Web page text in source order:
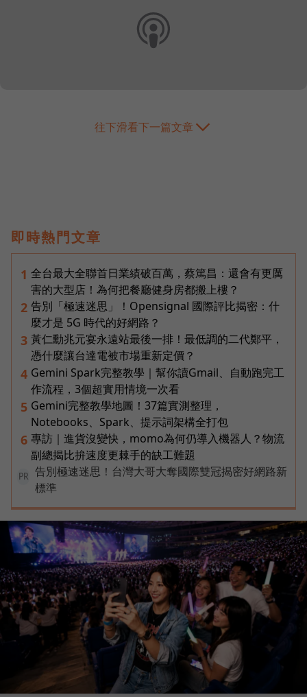
往下滑看下一篇文章
即時熱門文章
1 全台最大全聯首日業績破百萬，蔡篤昌：還會有更厲
害的大型店！為何把餐廳健身房都搬上樓？
2 告別「極速迷思」！Opensignal 國際評比揭密：什
麼才是 5G 時代的好網路？
3 黃仁勳兆元宴永遠站最後一排！最低調的二代鄭平，
憑什麼讓台達電被市場重新定價？
4 Gemini Spark完整教學｜幫你讀Gmail、自動跑完工
作流程，3個超實用情境一次看
5 Gemini完整教學地圖！37篇實測整理，
Notebooks、Spark、提示詞架構全打包
6 專訪｜進貨沒變快，momo為何仍導入機器人？物流
副總揭比拚速度更棘手的缺工難題
PR
告別極速迷思！台灣大哥大奪國際雙冠揭密好網路新
標準